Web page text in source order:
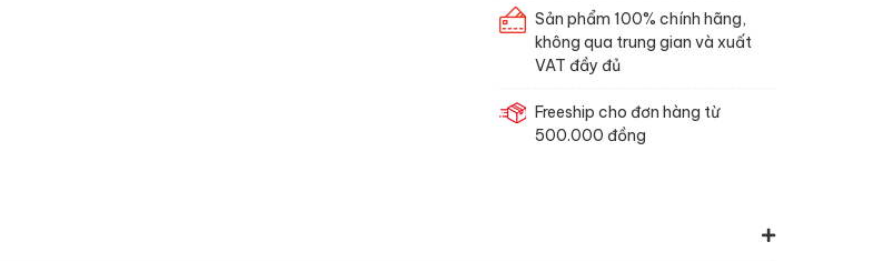
Sản phẩm 100% chính hãng,
không qua trung gian và xuất
VAT đầy đủ
Freeship cho đơn hàng từ
500.000 đồng